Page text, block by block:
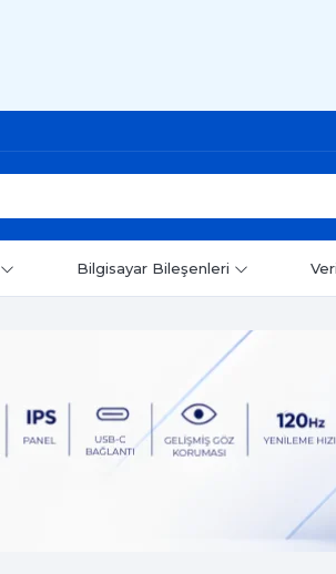
Bilgisayar Bileşenleri